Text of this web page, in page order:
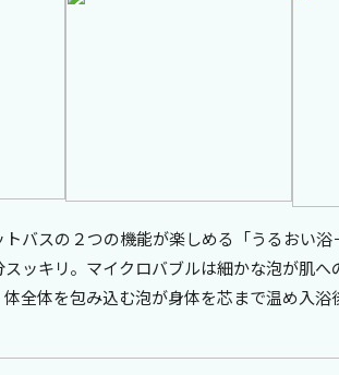
バスの２つの機能が楽しめる「うるおい
ッキリ。マイクロバブルは細かな泡が肌
全体を包み込む泡が身体を芯まで温め入